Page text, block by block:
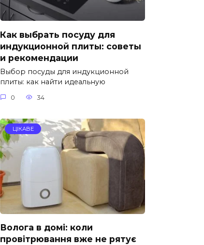
Как выбрать посуду для
индукционной плиты: советы
и рекомендации
Выбор посуды для индукционной
плиты: как найти идеальную
0 34
ЦІКАВЕ
Волога в домі: коли
провітрювання вже не рятує